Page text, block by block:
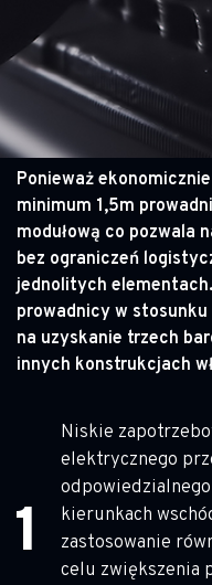
Ponieważ
minimum 1,5m
modułową co pozwala
bez ograniczeń
jednolitych
prowadnicy w
na uzyskanie trzech
innych konstrukcjach
Niskie
elektrycznego
kierunkach
zastosowanie
celu zwiększenia